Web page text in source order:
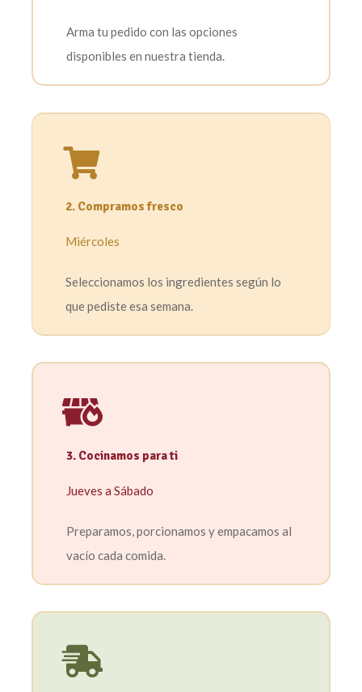
Arma tu pedido con las opciones
disponibles en nuestra tienda.
2. Compramos fresco
Miércoles
Seleccionamos los ingredientes según lo
que pediste esa semana.
3. Cocinamos para ti
Jueves a Sábado
Preparamos, porcionamos y empacamos al
vacío cada comida.